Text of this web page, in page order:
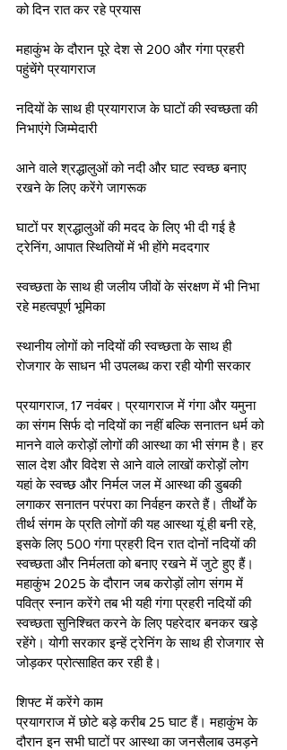
को दिन रात कर रहे प्रयास
महाकुंभ के दौरान पूरे देश से 200 और गंगा प्रहरी
पहुंचेंगे प्रयागराज
नदियों के साथ ही प्रयागराज के घाटों की स्वच्छता की
निभाएंगे जिम्मेदारी
आने वाले श्रद्धालुओं को नदी और घाट स्वच्छ बनाए
रखने के लिए करेंगे जागरूक
घाटों पर श्रद्धालुओं की मदद के लिए भी दी गई है
ट्रेनिंग, आपात स्थितियों में भी होंगे मददगार
स्वच्छता के साथ ही जलीय जीवों के संरक्षण में भी निभा
रहे महत्वपूर्ण भूमिका
स्थानीय लोगों को नदियों की स्वच्छता के साथ ही
रोजगार के साधन भी उपलब्ध करा रही योगी सरकार
प्रयागराज, 17 नवंबर। प्रयागराज में गंगा और यमुना
का संगम सिर्फ दो नदियों का नहीं बल्कि सनातन धर्म को
मानने वाले करोड़ों लोगों की आस्था का भी संगम है। हर
साल देश और विदेश से आने वाले लाखों करोड़ों लोग
यहां के स्वच्छ और निर्मल जल में आस्था की डुबकी
लगाकर सनातन परंपरा का निर्वहन करते हैं। तीर्थों के
तीर्थ संगम के प्रति लोगों की यह आस्था यूं ही बनी रहे,
इसके लिए 500 गंगा प्रहरी दिन रात दोनों नदियों की
स्वच्छता और निर्मलता को बनाए रखने में जुटे हुए हैं।
महाकुंभ 2025 के दौरान जब करोड़ों लोग संगम में
पवित्र स्नान करेंगे तब भी यही गंगा प्रहरी नदियों की
स्वच्छता सुनिश्चित करने के लिए पहरेदार बनकर खड़े
रहेंगे। योगी सरकार इन्हें ट्रेनिंग के साथ ही रोजगार से
जोड़कर प्रोत्साहित कर रही है।
शिफ्ट में करेंगे काम
प्रयागराज में छोटे बड़े करीब 25 घाट हैं। महाकुंभ के
दौरान इन सभी घाटों पर आस्था का जनसैलाब उमड़ने